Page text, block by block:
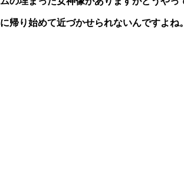
帰り始めて近づかせられないんですよね。